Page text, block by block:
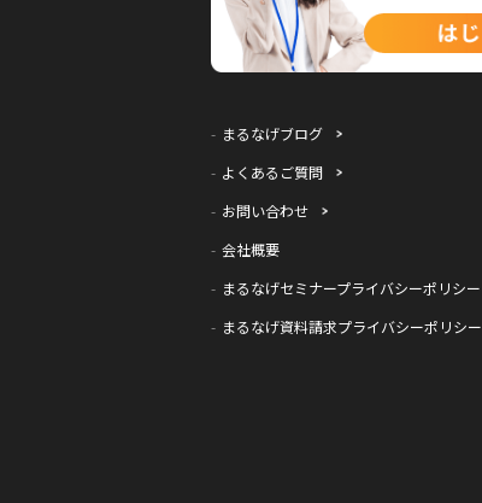
まるなげブログ
よくあるご質問
お問い合わせ
会社概要
まるなげセミナープライバシーポリシー
まるなげ資料請求プライバシーポリシー